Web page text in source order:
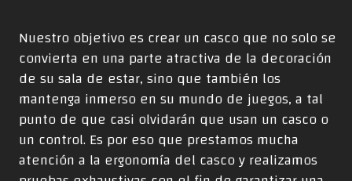
Nuestro objetivo es crear un casco que no solo se
convierta en una parte atractiva de la decoración
de su sala de estar, sino que también los
mantenga inmerso en su mundo de juegos, a tal
punto de que casi olvidarán que usan un casco o
un control. Es por eso que prestamos mucha
atención a la ergonomía del casco y realizamos